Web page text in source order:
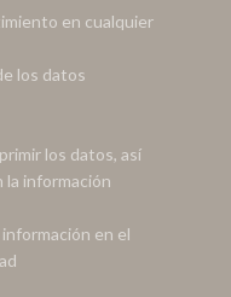
en cualquier
los datos
los datos, así
la información
en el